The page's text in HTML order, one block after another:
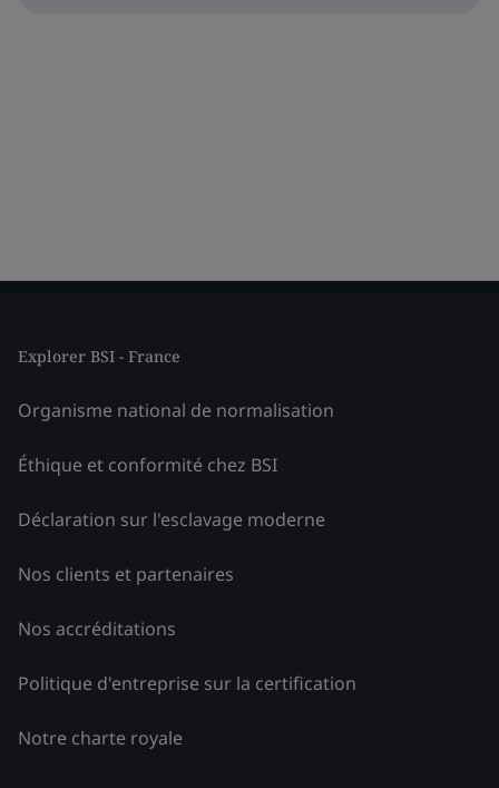
Explorer BSI - France
Organisme national de normalisation
Éthique et conformité chez BSI
Déclaration sur l'esclavage moderne
Nos clients et partenaires
Nos accréditations
Politique d'entreprise sur la certification
Notre charte royale